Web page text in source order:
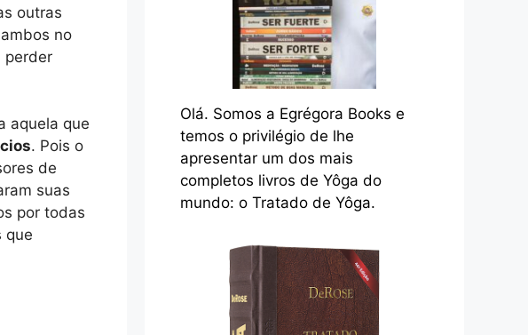
outras
no
perder
aquela que
. Pois o
de
suas
por todas
que
Olá. Somos a Egrégora Books e
temos o privilégio de lhe
apresentar um dos mais
completos livros de Yôga do
mundo: o Tratado de Yôga.